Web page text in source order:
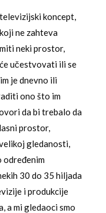
koncept,
ne zahteva
neki prostor,
učestvovati ili se
je dnevno ili
ono što im
da bi trebalo da
prostor,
gledanosti,
određenim
30 do 35 hiljada
i produkcije
a mi gledaoci smo